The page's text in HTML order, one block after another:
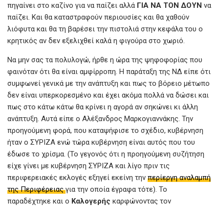
πηγαίνει στο καζίνο για να παίζει αλλά ΓΙΑ ΝΑ ΤΟΝ ΔΟΥΝ να
παίζει. Και θα καταστραφούν περιουσίες και θα χαθούν
λιόφυτα και θα τη βαρέσει την πιστολιά στην κεφάλα του ο
κρητικός αν δεν εξελιχθεί καλά η φιγούρα στο χωριό.
Να μην σας τα πολυλογώ, ήρθε η ώρα της ψηφοφορίας που
φαινόταν ότι θα είναι αμφίρροπη. Η παράταξη της ΝΔ είπε ότι
συμφωνεί γενικά με την ανάπτυξη και πως το βόρειο μέτωπο
δεν είναι υπερκορεσμένο και έχει ακόμα πολλά να δώσει και
πως στο κάτω κάτω θα κρίνει η αγορά αν σηκώνει κι άλλη
ανάπτυξη. Αυτά είπε ο Αλέξανδρος Μαρκογιαννάκης. Την
προηγούμενη φορά, που καταψήφισε το σχέδιο, κυβέρνηση
ήταν ο ΣΥΡΙΖΑ ενώ τώρα κυβέρνηση είναι αυτός που του
έδωσε το χρίσμα. (Το γεγονός ότι η προηγούμενη συζήτηση
είχε γίνει με κυβέρνηση ΣΥΡΙΖΑ και λίγο πριν τις
περιφερειακές εκλογές εξηγεί εκείνη την περίεργη αναλαμπή
της Περιφέρειαςγια την οποία έγραφα τότε). Το
παραδέχτηκε και ο Καλογερής καρφώνοντας τον